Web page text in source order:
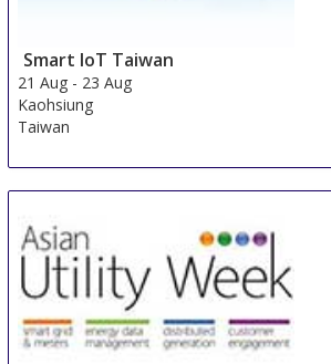
Smart IoT Taiwan
21 Aug - 23 Aug
Kaohsiung
Taiwan